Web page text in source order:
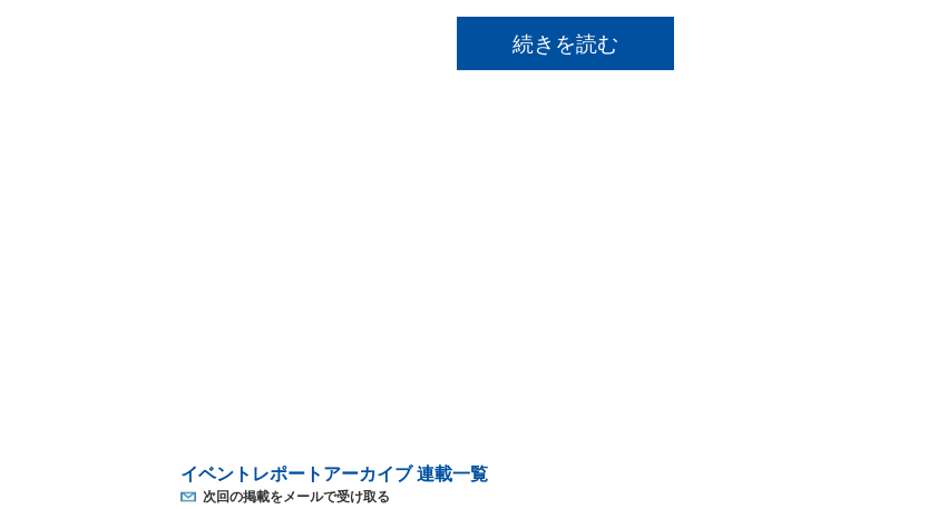
続きを読む
イベントレポートアーカイブ 連載一覧
次回の掲載をメールで受け取る